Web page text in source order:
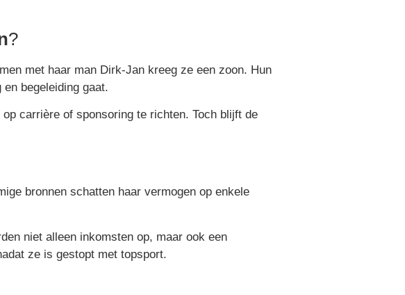
?
met haar man Dirk-Jan kreeg ze een zoon. Hun
begeleiding gaat.
carrière of sponsoring te richten. Toch blijft de
bronnen schatten haar vermogen op enkele
niet alleen inkomsten op, maar ook een
ze is gestopt met topsport.